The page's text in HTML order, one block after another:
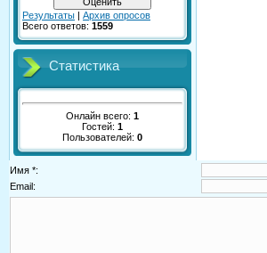
Результаты | Архив опросов
Всего ответов: 1559
Статистика
Онлайн всего: 1
Гостей: 1
Пользователей: 0
Имя *:
Email: